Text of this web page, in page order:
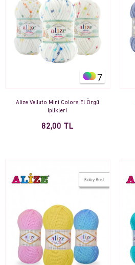
7
Alize Velluto Mini Colors El Örgü
İplikleri
82,00 TL